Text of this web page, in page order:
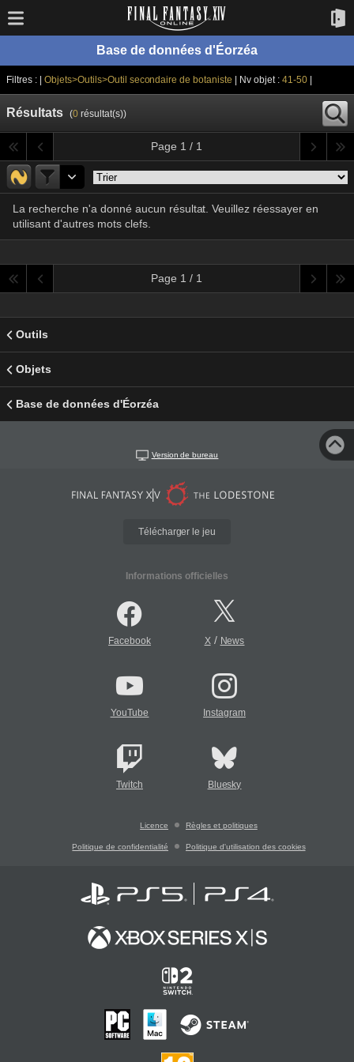
Base de données d'Éorzéa
Filtres : | Objets>Outils>Outil secondaire de botaniste | Nv objet : 41-50|
Résultats (0résultat(s))
Page 1 / 1
La recherche n'a donné aucun résultat. Veuillez réessayer en
utilisant d'autres mots clefs.
Page 1 / 1
Outils
Objets
Base de données d'Éorzéa
Version de bureau
Télécharger le jeu
Informations officielles
Facebook X/ News
YouTube Instagram
Twitch Bluesky
Licence Règles et politiques
Politique de confidentialité Politique d'utilisation des cookies